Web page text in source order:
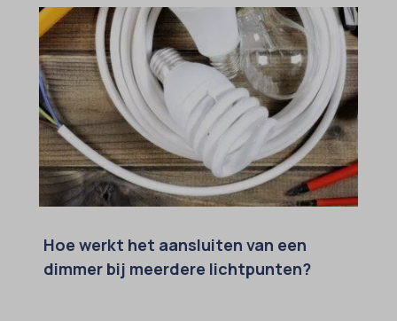
Hoe werkt het aansluiten van een
dimmer bij meerdere lichtpunten?